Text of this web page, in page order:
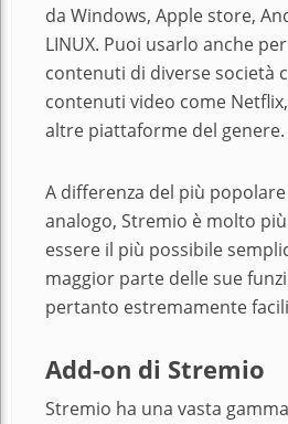
da Windows, Apple store,
LINUX. Puoi usarlo anche
contenuti di diverse società
contenuti video come
altre piattaforme del genere.
A differenza del più
analogo, Stremio è molto
essere il più possibile
maggior parte delle sue
pertanto estremamente
Add-on di Stremio
Stremio ha una vasta